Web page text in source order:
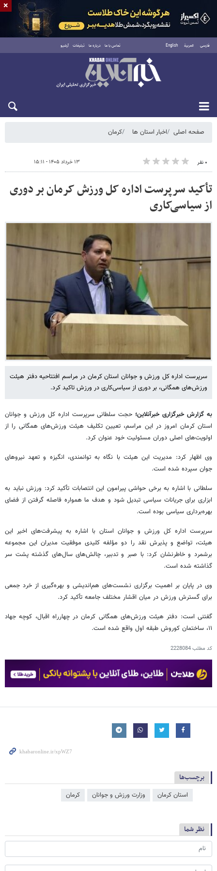
فارسی العربية English تماس با ما درباره ما تبلیغات آرشیو
شنبه ۱۷ مرداد ۱۴۰۵
صفحه اصلی اخبار استان ها کرمان
۰ نفر ۱۳ خرداد ۱۴۰۵ - ۱۵:۱۱
تأکید سرپرست اداره کل ورزش کرمان بر دوری
از سیاسی‌کاری
سرپرست اداره کل ورزش و جوانان استان کرمان در مراسم افتتاحیه دفتر هیئت
ورزش‌های همگانی، بر دوری از سیاسی‌کاری در ورزش تاکید کرد.
به گزارش خبرگزاری خبرآنلاین؛ حجت سلطانی سرپرست اداره کل ورزش و جوانان
استان کرمان امروز در این مراسم، تعیین تکلیف هیئت ورزش‌های همگانی را از
اولویت‌های اصلی دوران مسئولیت خود عنوان کرد.
وی اظهار کرد: مدیریت این هیئت با نگاه به توانمندی، انگیزه و تعهد نیروهای
جوان سپرده شده است.
سلطانی با اشاره به برخی حواشی پیرامون این انتصابات تأکید کرد: ورزش نباید به
ابزاری برای جریانات سیاسی تبدیل شود و هدف ما همواره فاصله گرفتن از فضای
بهره‌برداری سیاسی بوده است.
سرپرست اداره کل ورزش و جوانان استان با اشاره به پیشرفت‌های اخیر این
هیئت، تواضع و پذیرش نقد را دو مؤلفه کلیدی موفقیت مدیران این مجموعه
برشمرد و خاطرنشان کرد: با صبر و تدبیر، چالش‌های سال‌های گذشته پشت سر
گذاشته شده است.
وی در پایان بر اهمیت برگزاری نشست‌های هم‌اندیشی و بهره‌گیری از خرد جمعی
برای گسترش ورزش در میان اقشار مختلف جامعه تأکید کرد.
گفتنی است: دفتر هیئت ورزش‌های همگانی کرمان در چهارراه اقبال، کوچه جهاد
۱۱، ساختمان کوروش طبقه اول واقع شده است.
کد مطلب2228084
برچسب‌ها
استان کرمان وزارت ورزش و جوانان کرمان
نظر شما
×